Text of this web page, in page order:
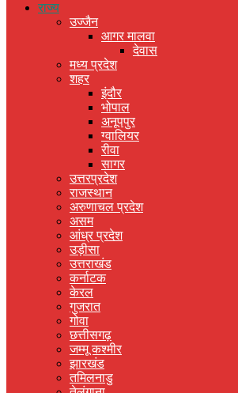
राज्य
उज्जैन
आगर मालवा
देवास
मध्य प्रदेश
शहर
इंदौर
भोपाल
अनूपपुर
ग्वालियर
रीवा
सागर
उत्तरप्रदेश
राजस्थान
अरुणाचल प्रदेश
असम
आंध्र प्रदेश
उड़ीसा
उत्तराखंड
कर्नाटक
केरल
गुजरात
गोवा
छत्तीसगढ़
जम्मू कश्मीर
झारखंड
तमिलनाडु